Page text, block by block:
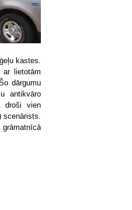
kastes.
lietotām
dārgumu
antikvāro
droši vien
scenārists.